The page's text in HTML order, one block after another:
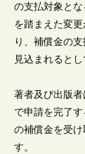
の支払対象と
を踏まえた変
り、補償金の
見込まれるとし
著者及び出版
で申請を完了
の補償金を受
す。